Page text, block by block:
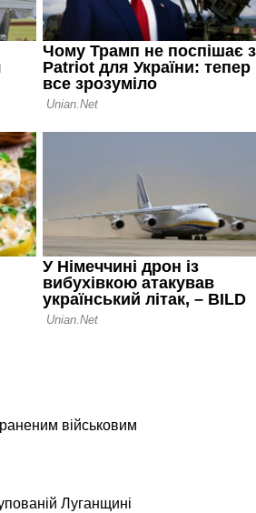
військовим
Луганщині